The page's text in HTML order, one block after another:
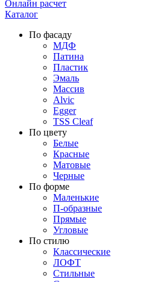
Онлайн расчет
Каталог
По фасаду
МДФ
Патина
Пластик
Эмаль
Массив
Alvic
Egger
TSS Cleaf
По цвету
Белые
Красные
Матовые
Черные
По форме
Маленькие
П-образные
Прямые
Угловые
По стилю
Классические
ЛОФТ
Стильные